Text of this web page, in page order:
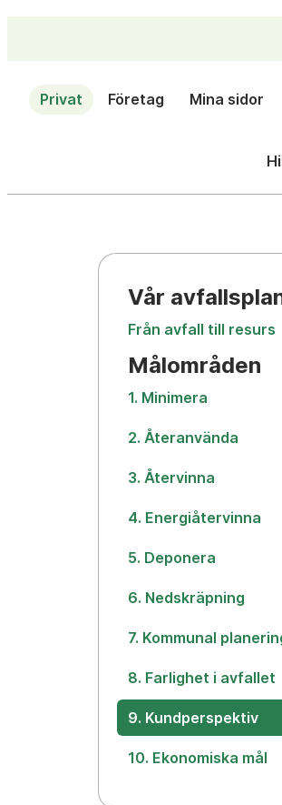
Privat Företag Mina sidor
Vår
Från avfall till resurs
Målområden
1. Minimera
2. Återanvända
3. Återvinna
4. Energiåtervinna
5. Deponera
6. Nedskräpning
7. Kommunal
8. Farlighet i avfallet
9. Kundperspektiv
10. Ekonomiska mål